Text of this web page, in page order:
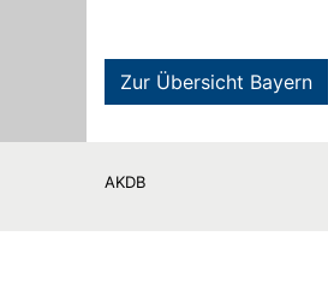
Zur Übersicht Bayern
AKDB